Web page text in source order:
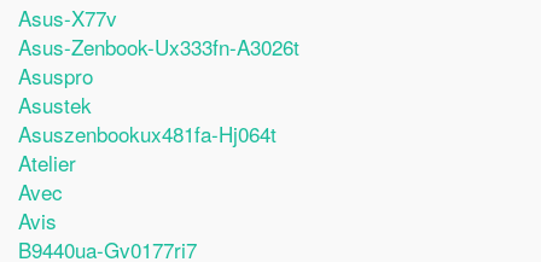
Asus-X77v
Asus-Zenbook-Ux333fn-A3026t
Asuspro
Asustek
Asuszenbookux481fa-Hj064t
Atelier
Avec
Avis
B9440ua-Gv0177ri7